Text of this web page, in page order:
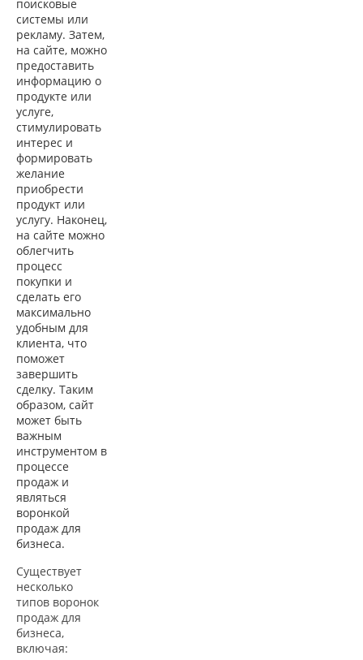
поисковые
системы или
рекламу. Затем,
на сайте, можно
предоставить
информацию о
продукте или
услуге,
стимулировать
интерес и
формировать
желание
приобрести
продукт или
услугу. Наконец,
на сайте можно
облегчить
процесс
покупки и
сделать его
максимально
удобным для
клиента, что
поможет
завершить
сделку. Таким
образом, сайт
может быть
важным
инструментом в
процессе
продаж и
являться
воронкой
продаж для
бизнеса.
Существует
несколько
типов воронок
продаж для
бизнеса,
включая: